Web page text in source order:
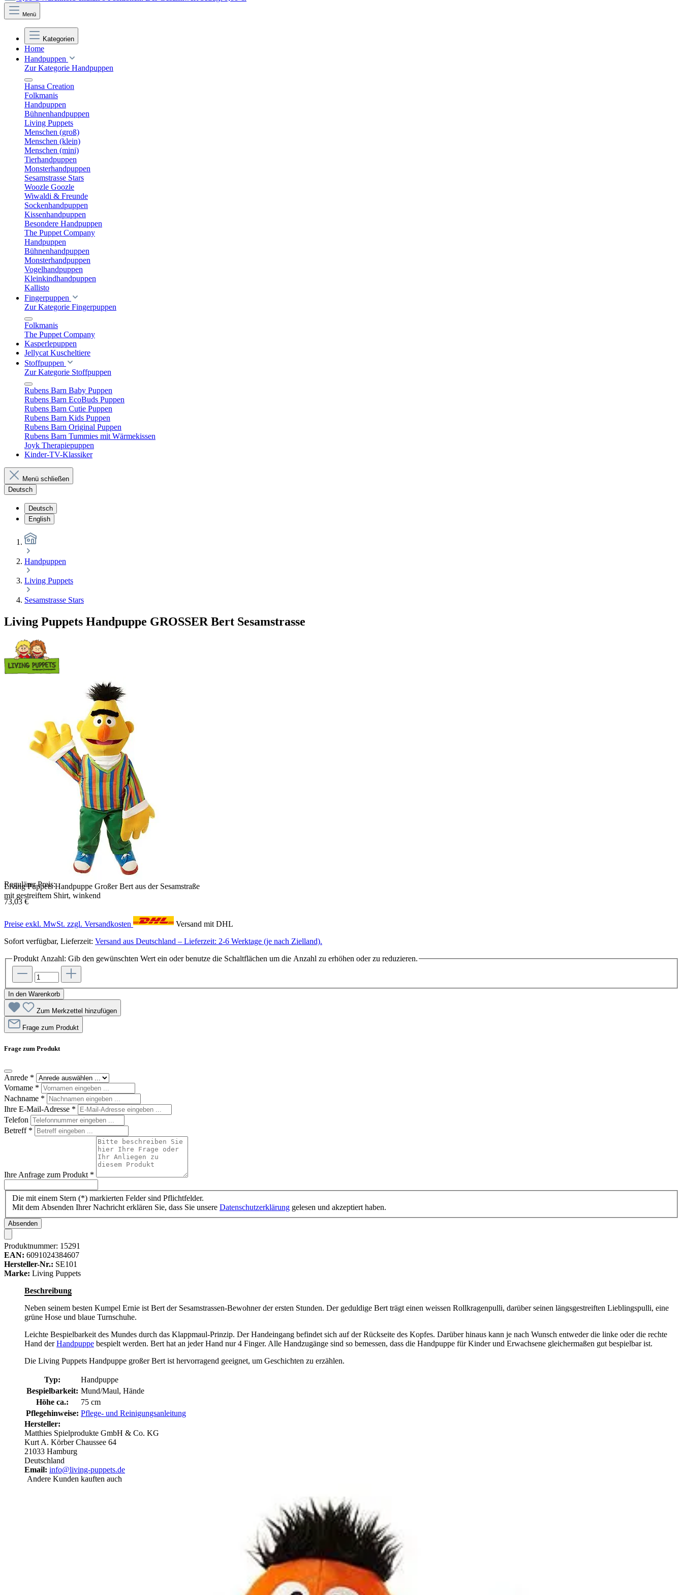
Menü
Kategorien
Home
Handpuppen
Zur Kategorie Handpuppen
Hansa Creation
Folkmanis
Handpuppen
Bühnenhandpuppen
Living Puppets
Menschen (groß)
Menschen (klein)
Menschen (mini)
Tierhandpuppen
Monsterhandpuppen
Sesamstrasse Stars
Woozle Goozle
Wiwaldi & Freunde
Sockenhandpuppen
Kissenhandpuppen
Besondere Handpuppen
The Puppet Company
Handpuppen
Bühnenhandpuppen
Monsterhandpuppen
Vogelhandpuppen
Kleinkindhandpuppen
Kallisto
Fingerpuppen
Zur Kategorie Fingerpuppen
Folkmanis
The Puppet Company
Kasperlepuppen
Jellycat Kuscheltiere
Stoffpuppen
Zur Kategorie Stoffpuppen
Rubens Barn Baby Puppen
Rubens Barn EcoBuds Puppen
Rubens Barn Cutie Puppen
Rubens Barn Kids Puppen
Rubens Barn Original Puppen
Rubens Barn Tummies mit Wärmekissen
Joyk Therapiepuppen
Kinder-TV-Klassiker
Menü schließen
Deutsch
Deutsch
English
Handpuppen
Living Puppets
Sesamstrasse Stars
Living Puppets Handpuppe GROSSER Bert Sesamstrasse
Living Puppets Handpuppe Großer Bert aus der Sesamstraße
mit gestreiftem Shirt, winkend
Regulärer Preis:
73,03 €
Preise exkl. MwSt. zzgl. Versandkosten
Versand mit DHL
Sofort verfügbar, Lieferzeit: Versand aus Deutschland – Lieferzeit: 2-6 Werktage (je nach Zielland).
Produkt Anzahl: Gib den gewünschten Wert ein oder benutze die Schaltflächen um die Anzahl zu erhöhen oder zu reduzieren.
In den Warenkorb
Zum Merkzettel hinzufügen
Frage zum Produkt
Frage zum Produkt
Anrede *
Vorname *
Nachname *
Ihre E-Mail-Adresse *
Telefon
Betreff *
Ihre Anfrage zum Produkt *
Die mit einem Stern (*) markierten Felder sind Pflichtfelder.
Mit dem Absenden Ihrer Nachricht erklären Sie, dass Sie unsere Datenschutzerklärung gelesen und akzeptiert haben.
Absenden
Produktnummer: 15291
EAN: 6091024384607
Hersteller-Nr.: SE101
Marke: Living Puppets
Beschreibung
Neben seinem besten Kumpel Ernie ist Bert der Sesamstrassen-Bewohner der ersten Stunden. Der geduldige Bert trägt einen weissen Rollkragenpulli, darüber seinen längsgestreiften Lieblingspulli, eine
grüne Hose und blaue Turnschuhe.
Leichte Bespielbarkeit des Mundes durch das Klappmaul-Prinzip. Der Handeingang befindet sich auf der Rückseite des Kopfes. Darüber hinaus kann je nach Wunsch entweder die linke oder die rechte
Hand derHandpuppe bespielt werden. Bert hat an jeder Hand nur 4 Finger. Alle Handzugänge sind so bemessen, dass die Handpuppe für Kinder und Erwachsene gleichermaßen gut bespielbar ist.
Die Living Puppets Handpuppe großer Bert ist hervorragend geeignet, um Geschichten zu erzählen.
Typ:
Handpuppe
Bespielbarkeit: Mund/Maul, Hände
Höhe ca.:
75 cm
Pflegehinweise: Pflege- und Reinigungsanleitung
Hersteller:
Matthies Spielprodukte GmbH & Co. KG
Kurt A. Körber Chaussee 64
21033 Hamburg
Deutschland
Email: info@living-puppets.de
Andere Kunden kauften auch